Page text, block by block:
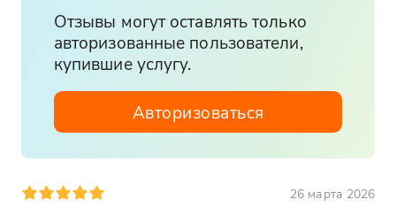
Отзывы могут оставлять только
авторизованные пользователи,
купившие услугу.
Авторизоваться
26 марта 2026